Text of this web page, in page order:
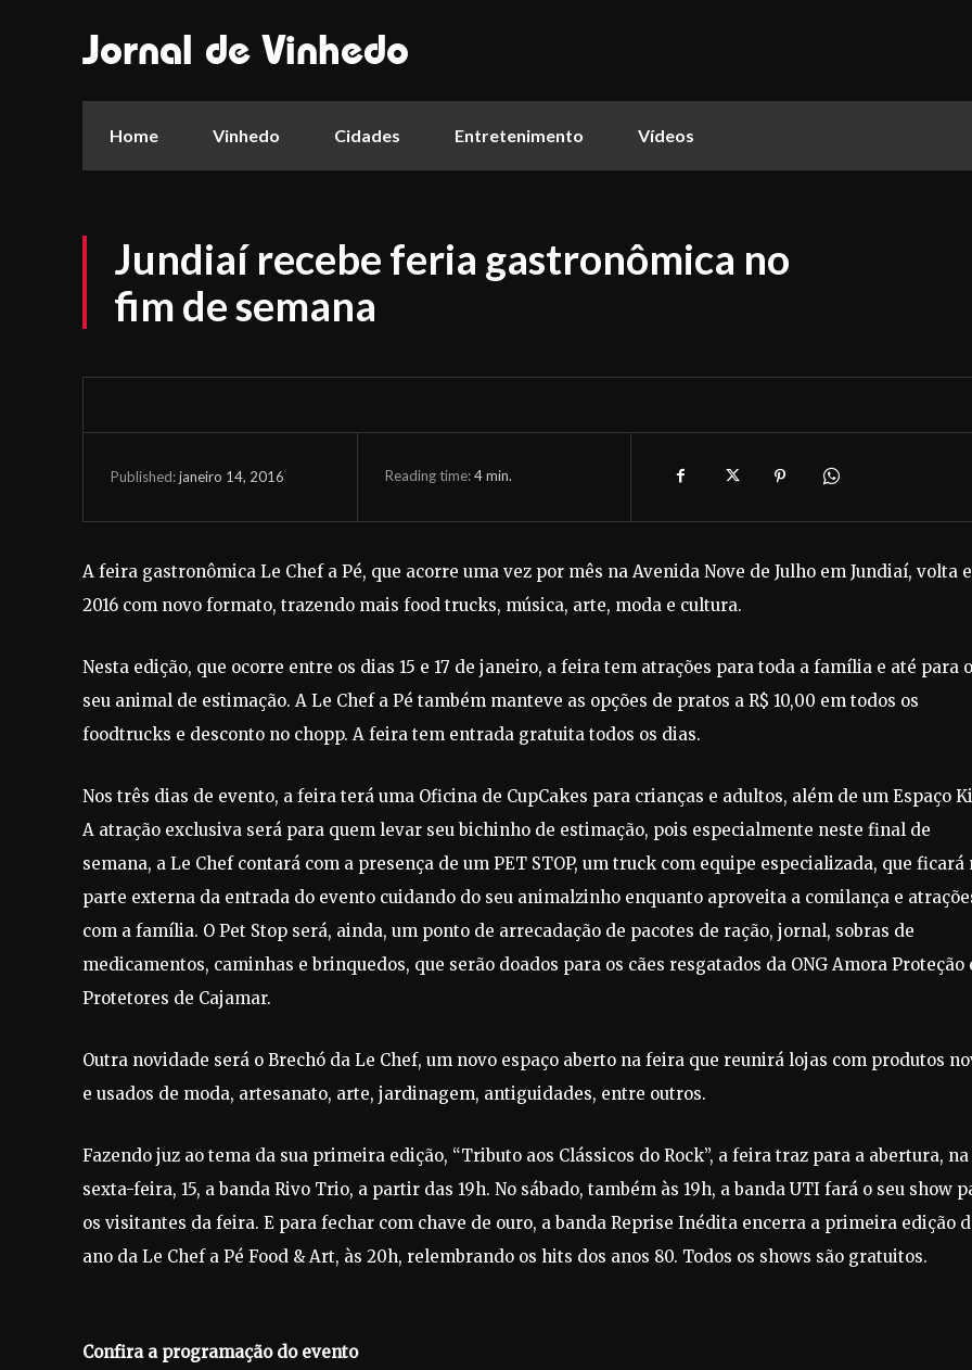
Jornal de Vinhedo
Home Vinhedo Cidades Entretenimento Vídeos
Jundiaí recebe feria gastronômica no
fim de semana
Published:janeiro 14, 2016 Reading time:4min.
A feira gastronômica Le Chef a Pé, que acorre uma vez por mês na Avenida Nove de Julho em Jundiaí, volta
2016 com novo formato, trazendo mais food trucks, música, arte, moda e cultura.
Nesta edição, que ocorre entre os dias 15 e 17 de janeiro, a feira tem atrações para toda a família e até para o
seu animal de estimação. A Le Chef a Pé também manteve as opções de pratos a R$ 10,00 em todos os
foodtrucks e desconto no chopp. A feira tem entrada gratuita todos os dias.
Nos três dias de evento, a feira terá uma Oficina de CupCakes para crianças e adultos, além de um Espaço
A atração exclusiva será para quem levar seu bichinho de estimação, pois especialmente neste final de
semana, a Le Chef contará com a presença de um PET STOP, um truck com equipe especializada, que ficará
parte externa da entrada do evento cuidando do seu animalzinho enquanto aproveita a comilança e
com a família. O Pet Stop será, ainda, um ponto de arrecadação de pacotes de ração, jornal, sobras de
medicamentos, caminhas e brinquedos, que serão doados para os cães resgatados da ONG Amora Proteção
Protetores de Cajamar.
Outra novidade será o Brechó da Le Chef, um novo espaço aberto na feira que reunirá lojas com produtos
e usados de moda, artesanato, arte, jardinagem, antiguidades, entre outros.
Fazendo juz ao tema da sua primeira edição, “Tributo aos Clássicos do Rock”, a feira traz para a abertura, na
sexta-feira, 15, a banda Rivo Trio, a partir das 19h. No sábado, também às 19h, a banda UTI fará o seu show
os visitantes da feira. E para fechar com chave de ouro, a banda Reprise Inédita encerra a primeira edição
ano da Le Chef a Pé Food & Art, às 20h, relembrando os hits dos anos 80. Todos os shows são gratuitos.
Confira a programação do evento